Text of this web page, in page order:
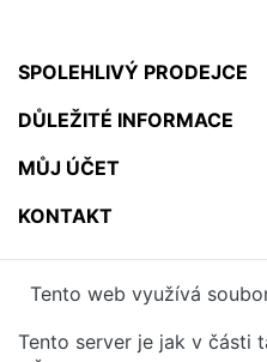
SPOLEHLIVÝ PRODEJCE
DŮLEŽITÉ INFORMACE
MŮJ ÚČET
KONTAKT
Tento web využívá
Tento server je jak v části